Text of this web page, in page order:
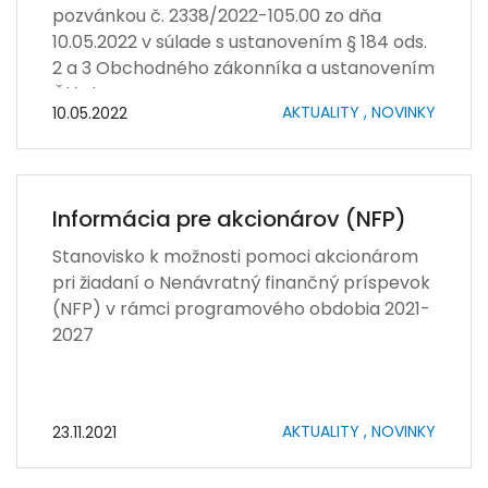
pozvánkou č. 2338/2022-105.00 zo dňa
10.05.2022 v súlade s ustanovením § 184 ods.
2 a 3 Obchodného zákonníka a ustanovením
Článku VIII.
10.05.2022 AKTUALITY , NOVINKY
Informácia pre akcionárov (NFP)
Stanovisko k možnosti pomoci akcionárom
pri žiadaní o Nenávratný finančný príspevok
(NFP) v rámci programového obdobia 2021-
2027
23.11.2021 AKTUALITY , NOVINKY